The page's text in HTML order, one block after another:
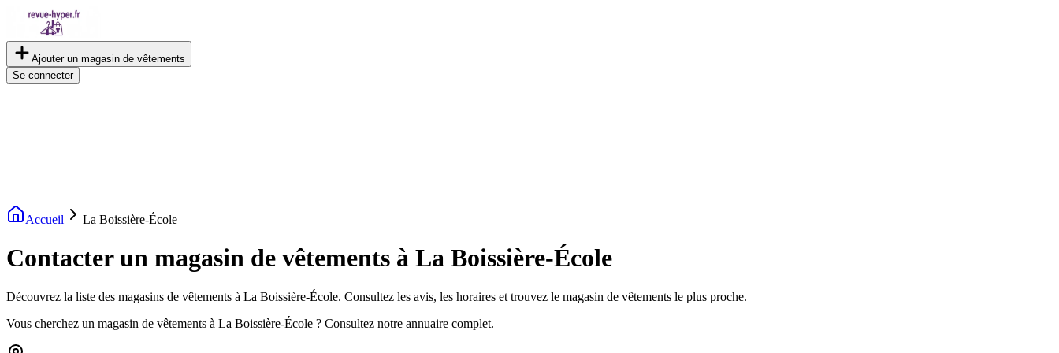
Ajouter un magasin de vêtements
Se connecter
Accueil La Boissière-École
Contacter un magasin de vêtements à La Boissière-École
Découvrez la liste des magasins de vêtements à La Boissière-École. Consultez les avis, les horaires et trouvez le magasin de vêtements le plus proche.
Vous cherchez un magasin de vêtements à La Boissière-École ? Consultez notre annuaire complet.